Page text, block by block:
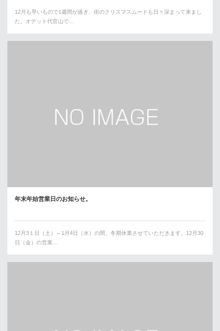
12月も早いもので1週間が過ぎ、街のクリスマスムードも日々深まって来まし
た。オデット代官山で…
年末年始営業日のお知らせ。
12月3１日（土）～1月4日（水）の間、冬期休業させていただきます。12月30
日（金）の営業…